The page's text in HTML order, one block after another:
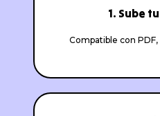
1. Sube
Compatible con